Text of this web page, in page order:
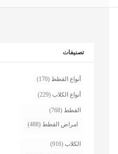
تصنيفات
أنواع القطط (170)
أنواع الكلاب (229)
القطط (768)
امراض القطط (488)
الكلاب (916)